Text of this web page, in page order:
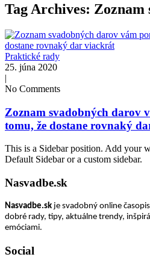
Tag Archives: Zoznam
Praktické rady
25. júna 2020
|
No Comments
Zoznam svadobných darov
tomu, že dostane rovnaký
This is a Sidebar position. Add your
Default Sidebar or a custom sidebar.
Nasvadbe.sk
Nasvadbe.sk je svadobný online
dobré rady, tipy, aktuálne trendy,
emóciami.
Social